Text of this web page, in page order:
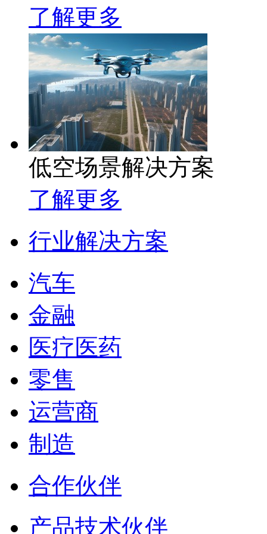
了解更多
低空场景解决方案
了解更多
行业解决方案
汽车
金融
医疗医药
零售
运营商
制造
合作伙伴
产品技术伙伴